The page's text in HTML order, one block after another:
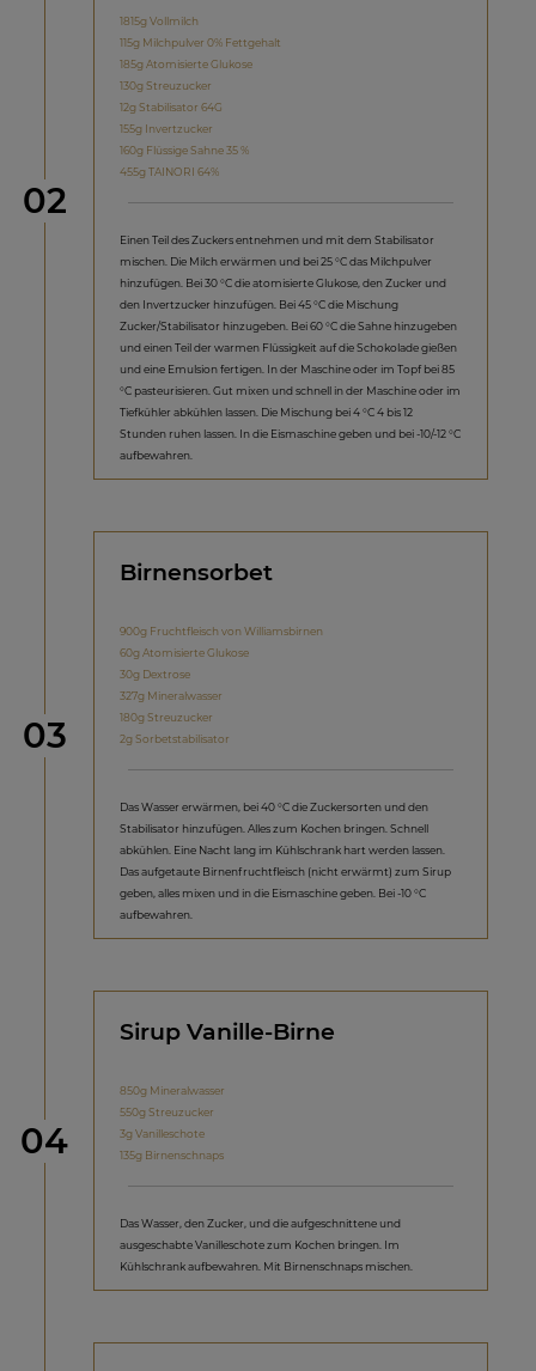
Schritt
02
1815g Vollmilch
115g Milchpulver 0% Fettgehalt
185g Atomisierte Glukose
130g Streuzucker
12g Stabilisator 64G
155g Invertzucker
160g Flüssige Sahne 35 %
455g TAINORI 64%
Einen Teil des Zuckers entnehmen und mit dem Stabilisator
mischen. Die Milch erwärmen und bei 25 °C das Milchpulver
hinzufügen. Bei 30 °C die atomisierte Glukose, den Zucker und
den Invertzucker hinzufügen. Bei 45 °C die Mischung
Zucker/Stabilisator hinzugeben. Bei 60 °C die Sahne hinzugeben
und einen Teil der warmen Flüssigkeit auf die Schokolade gießen
und eine Emulsion fertigen. In der Maschine oder im Topf bei 85
°C pasteurisieren. Gut mixen und schnell in der Maschine oder im
Tiefkühler abkühlen lassen. Die Mischung bei 4 °C 4 bis 12
Stunden ruhen lassen. In die Eismaschine geben und bei -10/-12 °C
aufbewahren.
Schritt
03
Birnensorbet
900g Fruchtfleisch von Williamsbirnen
60g Atomisierte Glukose
30g Dextrose
327g Mineralwasser
180g Streuzucker
2g Sorbetstabilisator
Das Wasser erwärmen, bei 40 °C die Zuckersorten und den
Stabilisator hinzufügen. Alles zum Kochen bringen. Schnell
abkühlen. Eine Nacht lang im Kühlschrank hart werden lassen.
Das aufgetaute Birnenfruchtfleisch (nicht erwärmt) zum Sirup
geben, alles mixen und in die Eismaschine geben. Bei -10 °C
aufbewahren.
Schritt
04
Sirup Vanille-Birne
850g Mineralwasser
550g Streuzucker
3g Vanilleschote
135g Birnenschnaps
Das Wasser, den Zucker, und die aufgeschnittene und
ausgeschabte Vanilleschote zum Kochen bringen. Im
Kühlschrank aufbewahren. Mit Birnenschnaps mischen.